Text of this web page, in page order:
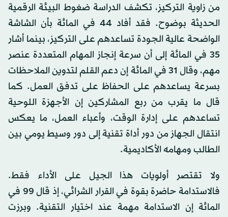
من زاوية التركيز، تكشف الدراسة ضغوط البيئة الرقمية
الحديثة بوضوح. فقد أفاد 44 في المائة بأن الشاشة
الواضحة عالية الجودة تساعدهم على التركيز، بينما أشار
35 في المائة إلى أن سرعة إنجاز المهام المتعددة عنصر
مهم، وقال 31 في المائة إن دعم القلم لتدوين الملاحظات
بسرعة يساعدهم على الحفاظ على تدفق العمل. كما
قال ما يقرب من ربع المشاركين إن الأجهزة اللوحية
تساعدهم على إدارة الوقت، وأعباء العمل، ما يعكس
انتقال الجهاز من دور أداة تقنية إلى دور وسيط يومي بين
الطالب ومهامه الأكاديمية.
ولا تقتصر أولويات هذا الجيل على الأداء فقط.
فالاستدامة حاضرة بقوة في القرار الشرائي، إذ قال 99 في
المائة إن الاستدامة مهمة عند اختيار التقنية. وبرزت